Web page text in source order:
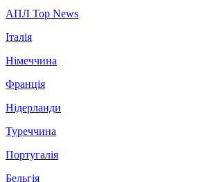
АПЛ Top News
Італія
Німеччина
Франція
Нідерланди
Туреччина
Португалія
Бельгія